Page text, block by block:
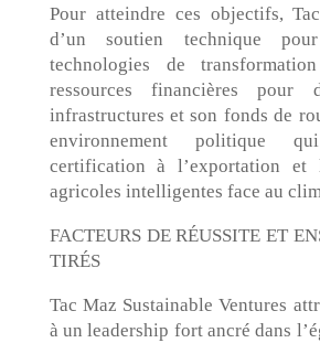
Pour atteindre ces objectifs,
d’un soutien technique
technologies de
ressources financières pour
infrastructures et son fonds de
environnement politique
certification à l’exportation et
agricoles intelligentes face au
FACTEURS DE RÉUSSITE ET
TIRÉS
Tac Maz Sustainable Ventures
à un leadership fort ancré dans